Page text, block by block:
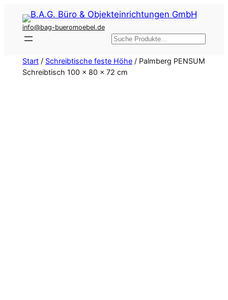
Inhalt
springen
info@bag-bueromoebel.de
Suchen
Start/ Schreibtische feste Höhe/ Palmberg PENSUM
Schreibtisch 100 x 80 x 72 cm